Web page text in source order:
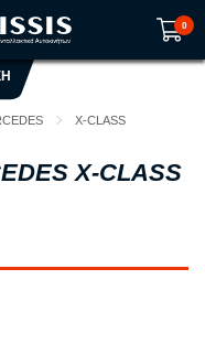
0
είναι άδειο!
X-CLASS
X-CLASS